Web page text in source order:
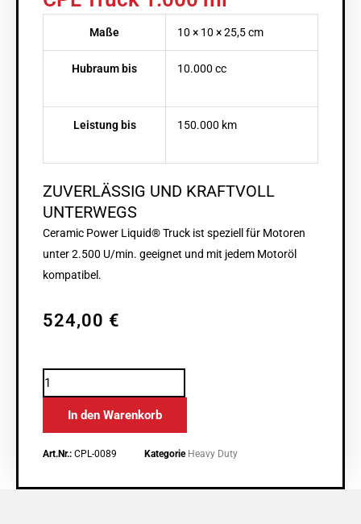
Maße 10 × 10 × 25,5 cm
Hubraum bis 10.000 cc
Leistung bis 150.000 km
ZUVERLÄSSIG UND KRAFTVOLL
UNTERWEGS
Ceramic Power Liquid® Truck ist speziell für Motoren
unter 2.500 U/min. geeignet und mit jedem Motoröl
kompatibel.
524,00 €
CPL
Truck
1.000In den Warenkorb
Art.Nr.: CPL-0089 Kategorie Heavy Duty